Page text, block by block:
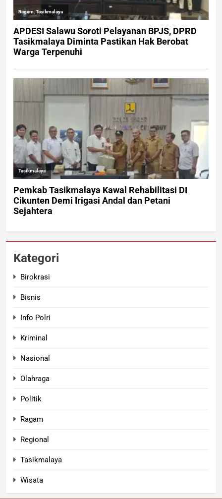
Kategori
Birokrasi
Bisnis
Info Polri
Kriminal
Nasional
Olahraga
Politik
Ragam
Regional
Tasikmalaya
Wisata